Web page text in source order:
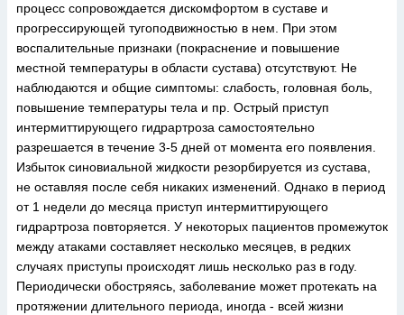
процесс сопровождается дискомфортом в суставе и
прогрессирующей тугоподвижностью в нем. При этом
воспалительные признаки (покраснение и повышение
местной температуры в области сустава) отсутствуют. Не
наблюдаются и общие симптомы: слабость, головная боль,
повышение температуры тела и пр. Острый приступ
интермиттирующего гидрартроза самостоятельно
разрешается в течение 3-5 дней от момента его появления.
Избыток синовиальной жидкости резорбируется из сустава,
не оставляя после себя никаких изменений. Однако в период
от 1 недели до месяца приступ интермиттирующего
гидрартроза повторяется. У некоторых пациентов промежуток
между атаками составляет несколько месяцев, в редких
случаях приступы происходят лишь несколько раз в году.
Периодически обостряясь, заболевание может протекать на
протяжении длительного периода, иногда - всей жизни